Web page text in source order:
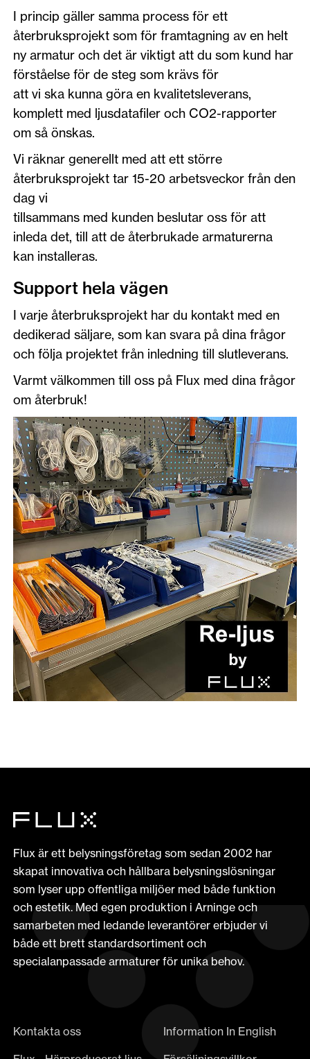
I princip gäller samma process för ett
återbruksprojekt som för framtagning av en helt
ny armatur och det är viktigt att du som kund har
förståelse för de steg som krävs för
att vi ska kunna göra en kvalitetsleverans,
komplett med ljusdatafiler och CO2-rapporter
om så önskas.
Vi räknar generellt med att ett större
återbruksprojekt tar 15-20 arbetsveckor från den
dag vi
tillsammans med kunden beslutar oss för att
inleda det, till att de återbrukade armaturerna
kan installeras.
Support hela vägen
I varje återbruksprojekt har du kontakt med en
dedikerad säljare, som kan svara på dina frågor
och följa projektet från inledning till slutleverans.
Varmt välkommen till oss på Flux med dina frågor
om återbruk!
Flux är ett belysningsföretag som sedan 2002 har
skapat innovativa och hållbara belysningslösningar
som lyser upp offentliga miljöer med både funktion
och estetik. Med egen produktion i Arninge och
samarbeten med ledande leverantörer erbjuder vi
både ett brett standardsortiment och
specialanpassade armaturer för unika behov.
Kontakta oss
Information In English